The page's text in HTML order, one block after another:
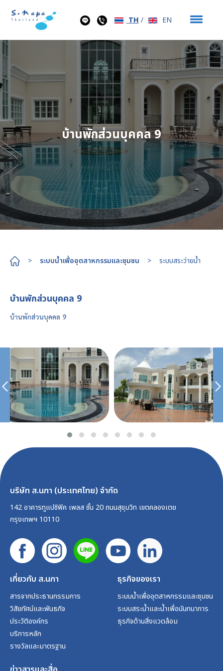
TH / EN
บ้านพักส่วนบุคคล 9
> ระบบน้ำเพื่ออุตสาหกรรมและชุมชน > ระบบสระว่ายน้ำ
บ้านพักส่วนบุคคล 9
บ้านพักส่วนบุคคล 9
บริษัท ส.นภา (ประเทศไทย) จำกัด
142 อาคารทูแปซิฟิค เพลส ชั้น 20 ถนนสุขุมวิท เขตคลองเตย
กรุงเทพฯ 10110
เกี่ยวกับ ส.นภา
สารจากประธานกรรมการ
วิสัยทัศน์และพันธกิจ
ประวัติองค์กร
บริการหลัก
รางวัลและมาตรฐาน
ธุรกิจของเรา
ระบบน้ำเพื่ออุตสาหกรรมและชุมชน
ระบบสระน้ำและน้ำเพื่อนันทนาการ
ธุรกิจด้านสิ่งแวดล้อม